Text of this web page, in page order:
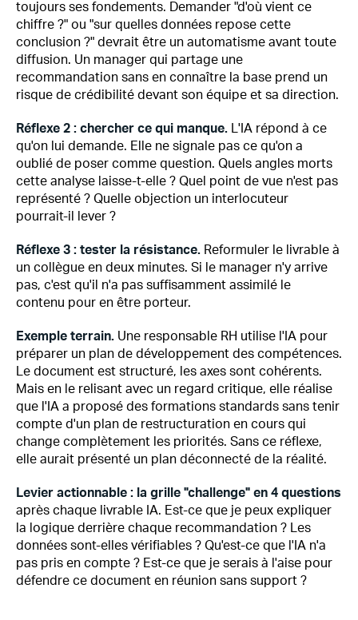
toujours ses fondements. Demander "d'où vient ce
chiffre ?" ou "sur quelles données repose cette
conclusion ?" devrait être un automatisme avant toute
diffusion. Un manager qui partage une
recommandation sans en connaître la base prend un
risque de crédibilité devant son équipe et sa direction.
Réflexe 2 : chercher ce qui manque. L'IA répond à ce
qu'on lui demande. Elle ne signale pas ce qu'on a
oublié de poser comme question. Quels angles morts
cette analyse laisse-t-elle ? Quel point de vue n'est pas
représenté ? Quelle objection un interlocuteur
pourrait-il lever ?
Réflexe 3 : tester la résistance. Reformuler le livrable à
un collègue en deux minutes. Si le manager n'y arrive
pas, c'est qu'il n'a pas suffisamment assimilé le
contenu pour en être porteur.
Exemple terrain. Une responsable RH utilise l'IA pour
préparer un plan de développement des compétences.
Le document est structuré, les axes sont cohérents.
Mais en le relisant avec un regard critique, elle réalise
que l'IA a proposé des formations standards sans tenir
compte d'un plan de restructuration en cours qui
change complètement les priorités. Sans ce réflexe,
elle aurait présenté un plan déconnecté de la réalité.
Levier actionnable : la grille "challenge" en 4 questions
après chaque livrable IA. Est-ce que je peux expliquer
la logique derrière chaque recommandation ? Les
données sont-elles vérifiables ? Qu'est-ce que l'IA n'a
pas pris en compte ? Est-ce que je serais à l'aise pour
défendre ce document en réunion sans support ?